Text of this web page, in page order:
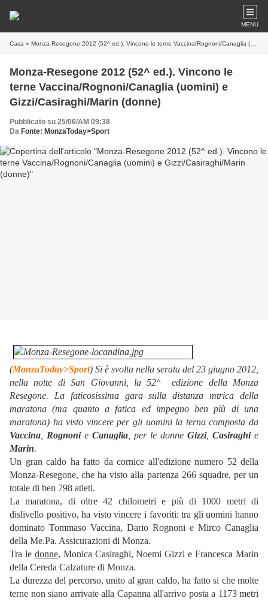
MENU
Casa » Monza-Resegone 2012 (52^ ed.). Vincono le terne Vaccina/Rognoni/Canaglia (uomini) e Gizzi/Casiraghi/Marin (donne)
Monza-Resegone 2012 (52^ ed.). Vincono le
terne Vaccina/Rognoni/Canaglia (uomini) e
Gizzi/Casiraghi/Marin (donne)
Pubblicato su 25/06/AM 09:38
Da Fonte: MonzaToday>Sport
(MonzaToday>Sport) Si è svolta nella serata del 23 giugno 2012,
nella notte di San Giovanni, la 52^ edizione della Monza
Resegone. La faticosissima gara sulla distanza mtrica della
maratona (ma quanto a fatica ed impegno ben più di una
maratona) ha visto vincere per gli uomini la terna composta da
Vaccina
Rognonie Canaglia , per le donne Gizzi, Casiraghie
Marin.
Un gran caldo ha fatto da cornice all'edizione numero 52 della
Monza-Resegone, che ha visto alla partenza 266 squadre, per un
totale di ben 798 atleti.
La maratona, di oltre 42 chilometri e più di 1000 metri di
dislivello positivo, ha visto vincere i favoriti: tra gli uomini hanno
dominato Tommaso Vaccina, Dario Rognoni e Mirco Canaglia
della Me.Pa. Assicurazioni di Monza.
Tra le donne, Monica Casiraghi, Noemi Gizzi e Francesca Marin
della Cereda Calzature di Monza.
La durezza del percorso, unito al gran caldo, ha fatto si che molte
terne non siano arrivate alla Capanna all'arrivo posta a 1173 metri